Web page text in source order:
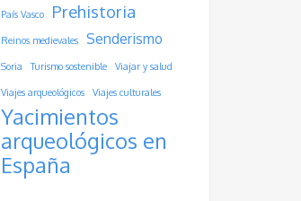
País Vasco Prehistoria
Reinos medievales Senderismo
Soria Turismo sostenible Viajar y salud
Viajes arqueológicos Viajes culturales
Yacimientos
arqueológicos en
España